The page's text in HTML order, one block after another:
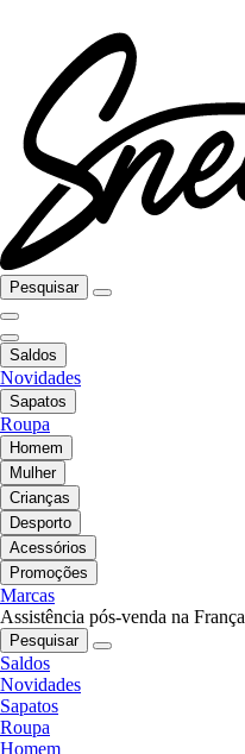
Pesquisar
Saldos
Novidades
Sapatos
Roupa
Homem
Mulher
Crianças
Desporto
Acessórios
Promoções
Marcas
Assistência pós-venda na França
Pesquisar
Saldos
Novidades
Sapatos
Roupa
Homem